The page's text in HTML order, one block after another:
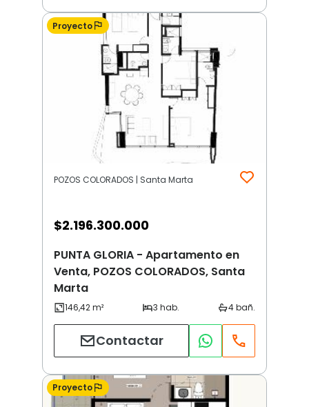
Proyecto
POZOS COLORADOS | Santa Marta
$2.196.300.000
PUNTA GLORIA - Apartamento en
Venta, POZOS COLORADOS, Santa
Marta
Contactar
Proyecto